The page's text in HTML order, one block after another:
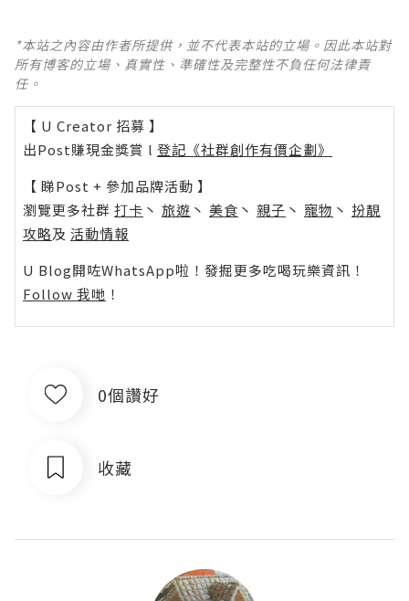
*本站之內容由作者所提供，並不代表本站的立場。因此本站對
所有博客的立場、真實性、準確性及完整性不負任何法律責
任。
【 U Creator 招募 】
出Post賺現金獎賞 l 登記《社群創作有價企劃》
【 睇Post + 參加品牌活動 】
瀏覽更多社群 打卡 丶 旅遊 丶 美食 丶 親子 丶 寵物 丶 扮靚
攻略及 活動情報
U Blog開咗WhatsApp啦！發掘更多吃喝玩樂資訊！
Follow 我哋 ！
0個讚好
收藏